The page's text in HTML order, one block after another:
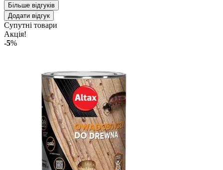
Більше відгуків
Додати відгук
Супутні товари
Акція!
-5%